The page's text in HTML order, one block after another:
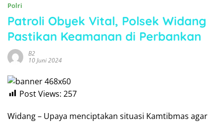
Polri
Patroli Obyek Vital, Polsek Widang
Pastikan Keamanan di Perbankan
B2
10 Juni 2024
Post Views: 257
Widang – Upaya menciptakan situasi Kamtibmas agar